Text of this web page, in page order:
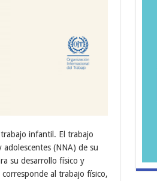
infantil. El trabajo
(NNA) de su
su desarrollo físico y
al trabajo físico,